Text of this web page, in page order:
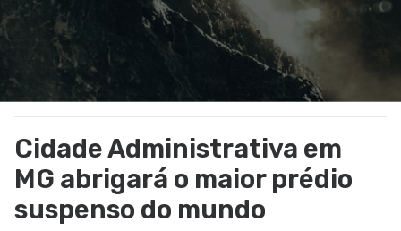
Cidade Administrativa em
MG abrigará o maior prédio
suspenso do mundo